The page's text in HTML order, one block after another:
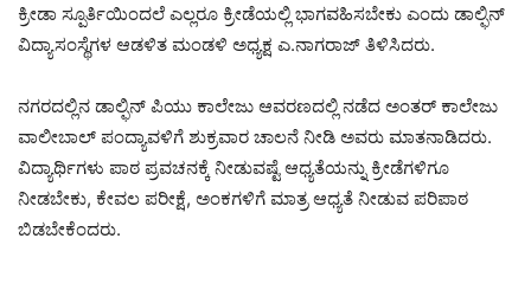
ಕ್ರೀಡಾ ಸ್ಪೂರ್ತಿಯಿಂದಲೆ ಎಲ್ಲರೂ ಕ್ರೀಡೆಯಲ್ಲಿ ಭಾಗವಹಿಸಬೇಕು ಎಂದು ಡಾಲ್ಫಿನ್
ವಿದ್ಯಾಸಂಸ್ಥೆಗಳ ಆಡಳಿತ ಮಂಡಳಿ ಅಧ್ಯಕ್ಷ ಎ.ನಾಗರಾಜ್ ತಿಳಿಸಿದರು.
ನಗರದಲ್ಲಿನ ಡಾಲ್ಫಿನ್ ಪಿಯು ಕಾಲೇಜು ಆವರಣದಲ್ಲಿ ನಡೆದ ಅಂತರ್ ಕಾಲೇಜು
ವಾಲೀಬಾಲ್ ಪಂದ್ಯಾವಳಿಗೆ ಶುಕ್ರವಾರ ಚಾಲನೆ ನೀಡಿ ಅವರು ಮಾತನಾಡಿದರು.
ವಿದ್ಯಾರ್ಥಿಗಳು ಪಾಠ ಪ್ರವಚನಕ್ಕೆ ನೀಡುವಷ್ಟೆ ಆಧ್ಯತೆಯನ್ನು ಕ್ರೀಡೆಗಳಿಗೂ
ನೀಡಬೇಕು, ಕೇವಲ ಪರೀಕ್ಷೆ, ಅಂಕಗಳಿಗೆ ಮಾತ್ರ ಆಧ್ಯತೆ ನೀಡುವ ಪರಿಪಾಠ
ಬಿಡಬೇಕೆಂದರು.